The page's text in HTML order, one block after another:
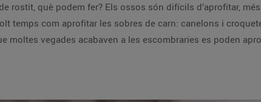
rostit, què podem fer? Els ossos són difícils d’aprofitar,
temps com aprofitar les sobres de carn: canelons i
moltes vegades acabaven a les escombraries es poden